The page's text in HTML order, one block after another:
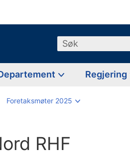
Søk
Regjering
Foretaksmøter 2025
RHF